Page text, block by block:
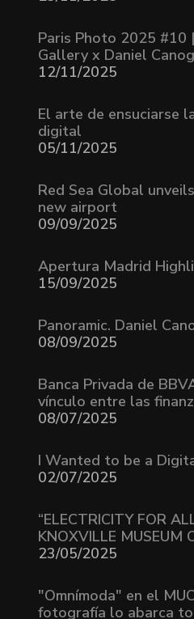
Paris Photo 2025 #10
Gallery x Daniel
12/11/2025
El arte de ensuciarse
digital
05/11/2025
Red Sea Global
new airport
09/09/2025
Apertura Madrid
15/09/2025
Panoramic. Daniel
08/09/2025
Banca Privada de
vínculo entre las
08/07/2025
I Wanted to be a
02/07/2025
“ELECTRICITY FOR
KNOXVILLE MUSEUM
23/05/2025
"Omnímoda" en el
fotografía lo abarca